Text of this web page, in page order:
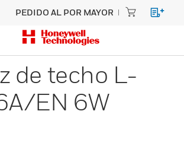
PEDIDO AL POR MAYOR
de techo L-
EN 6W